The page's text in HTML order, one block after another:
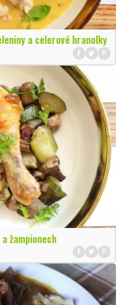
a celerové hranolky
žampionech